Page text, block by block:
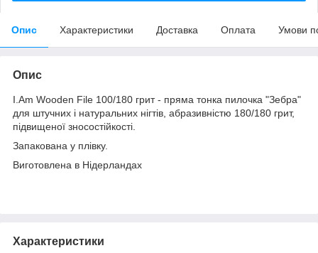
Опис Характеристики Доставка Оплата Умови
Опис
I.Am Wooden File 100/180 грит - пряма тонка пилочка "Зебра"
для штучних і натуральних нігтів, абразивністю 180/180 грит,
підвищеної зносостійкості.
Запакована у плівку.
Виготовлена в Нідерландах
Характеристики